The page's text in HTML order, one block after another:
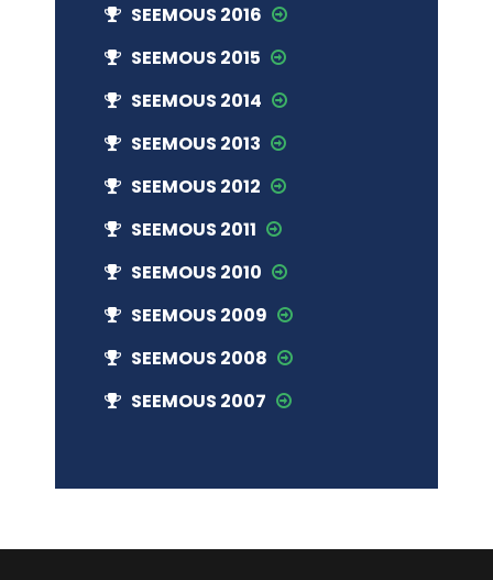
SEEMOUS 2016
SEEMOUS 2015
SEEMOUS 2014
SEEMOUS 2013
SEEMOUS 2012
SEEMOUS 2011
SEEMOUS 2010
SEEMOUS 2009
SEEMOUS 2008
SEEMOUS 2007